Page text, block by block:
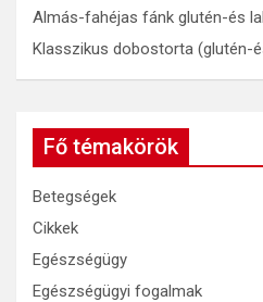
Almás-fahéjas fánk glutén-és
Klasszikus dobostorta (glutén-
Fő témakörök
Betegségek
Cikkek
Egészségügy
Egészségügyi fogalmak